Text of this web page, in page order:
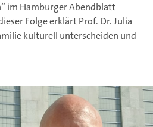
im Hamburger Abendblatt
Folge erklärt Prof. Dr. Julia
kulturell unterscheiden und